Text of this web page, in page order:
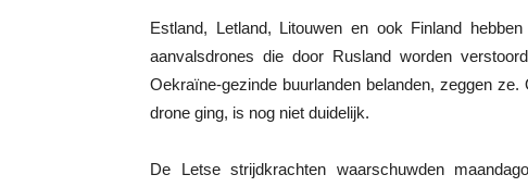
Estland, Letland, Litouwen en ook Finland
aanvalsdrones die door Rusland worden
Oekraïne-gezinde buurlanden belanden, zeggen
drone ging, is nog niet duidelijk.
De Letse strijdkrachten waarschuwden